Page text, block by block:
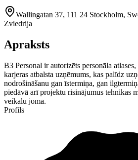
Wallingatan 37, 111 24 Stockholm,
Zviedrija
Apraksts
B3 Personal ir autorizēts personāla
karjeras atbalsta uzņēmums, kas palīdz
nodrošināšanu gan īstermiņa, gan
piedāvā arī projektu risinājumus tehnikas
veikalu jomā.
Profils